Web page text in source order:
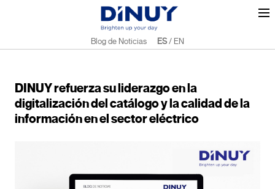
Blog de Noticias ES/ EN
DINUY refuerza su liderazgo en la
digitalización del catálogo y la calidad de la
información en el sector eléctrico